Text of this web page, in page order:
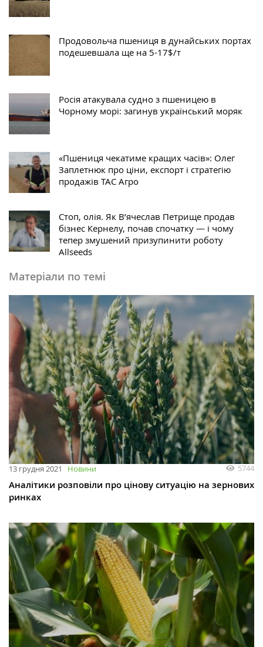
Продовольча пшениця в дунайських портах
подешевшала ще на 5-17$/т
Росія атакувала судно з пшеницею в
Чорному морі: загинув український моряк
«Пшениця чекатиме кращих часів»: Олег
Заплетнюк про ціни, експорт і стратегію
продажів ТАС Агро
Стоп, олія. Як В’ячеслав Петрище продав
бізнес Кернелу, почав спочатку — і чому
тепер змушений призупинити роботу
Allseeds
Матеріали по темі
13 грудня 2021 Новини 5744
Аналітики розповіли про цінову ситуацію на зернових
ринках